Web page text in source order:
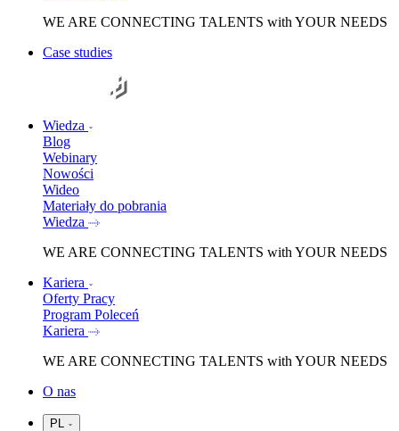
WE ARE CONNECTING TALENTS with YOUR NEEDS
Case studies
Wiedza
Blog
Webinary
Nowości
Wideo
Materiały do pobrania
Wiedza
WE ARE CONNECTING TALENTS with YOUR NEEDS
Kariera
Oferty Pracy
Program Poleceń
Kariera
WE ARE CONNECTING TALENTS with YOUR NEEDS
O nas
PL